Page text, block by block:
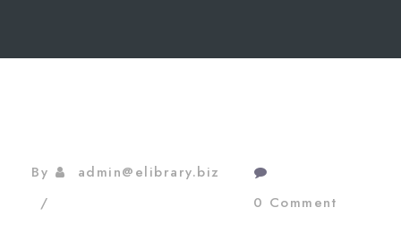
By
admin@elibrary.biz
0 Comment